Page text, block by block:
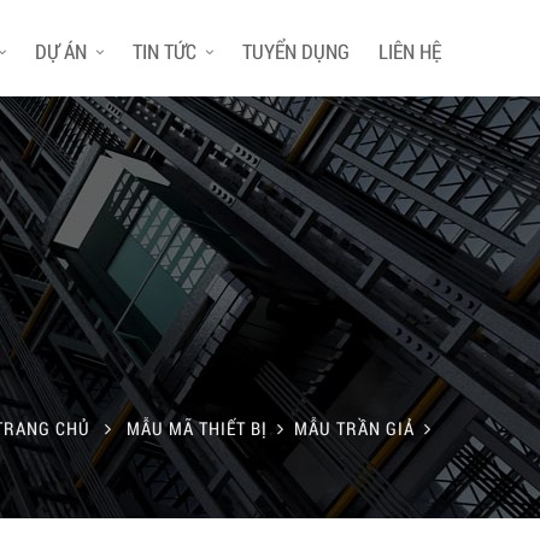
DỰ ÁN TIN TỨC TUYỂN DỤNG LIÊN HỆ
CHỦ MẪU MÃ THIẾT BỊ MẪU TRẦN GIẢ